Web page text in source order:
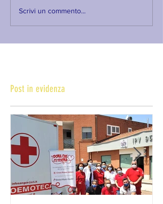
Scrivi un commento...
Post in evidenza